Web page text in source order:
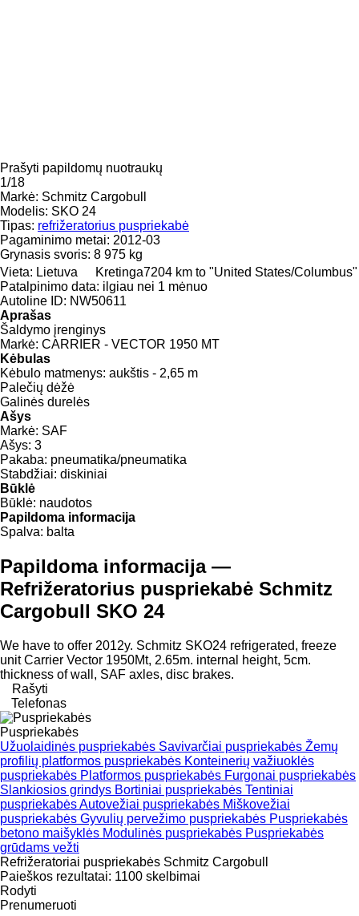
Prašyti papildomų nuotraukų
1/18
Markė: Schmitz Cargobull
Modelis: SKO 24
Tipas: refrižeratorius puspriekabė
Pagaminimo metai: 2012-03
Grynasis svoris: 8 975 kg
Vieta: Lietuva Kretinga7204 km to "United States/Columbus"
Patalpinimo data: ilgiau nei 1 mėnuo
Autoline ID: NW50611
Aprašas
Šaldymo įrenginys
Markė: CARRIER - VECTOR 1950 MT
Kėbulas
Kėbulo matmenys: aukštis - 2,65 m
Palečių dėžė
Galinės durelės
Ašys
Markė: SAF
Ašys: 3
Pakaba: pneumatika/pneumatika
Stabdžiai: diskiniai
Būklė
Būklė: naudotos
Papildoma informacija
Spalva: balta
Papildoma informacija —
Refrižeratorius puspriekabė Schmitz
Cargobull SKO 24
We have to offer 2012y. Schmitz SKO24 refrigerated, freeze
unit Carrier Vector 1950Mt, 2.65m. internal height, 5cm.
thickness of wall, SAF axles, disc brakes.
Rašyti
Telefonas
Puspriekabės
Užuolaidinės puspriekabės Savivarčiai puspriekabės Žemų
profilių platformos puspriekabės Konteinerių važiuoklės
puspriekabės Platformos puspriekabės Furgonai puspriekabės
Slankiosios grindys Bortiniai puspriekabės Tentiniai
puspriekabėsAutovežiai puspriekabės Miškovežiai
puspriekabės Gyvulių pervežimo puspriekabės Puspriekabės
betono maišyklės Modulinės puspriekabės Puspriekabės
grūdams vežti
Refrižeratoriai puspriekabės Schmitz Cargobull
Paieškos rezultatai: 1100 skelbimai
Rodyti
Prenumeruoti